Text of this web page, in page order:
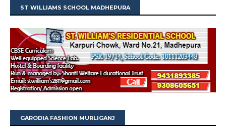
ST WILLIAMS SCHOOL MADHEPURA
GARODIA FASHION MURLIGANJ